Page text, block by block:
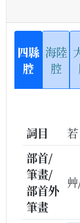
四縣
腔
海陸
腔
詞目
若
部首/
筆畫/
部首外
筆畫